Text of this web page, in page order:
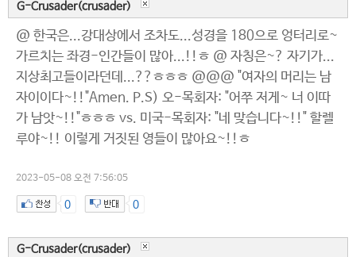
G-Crusader(crusader)
@ 한국은...강대상에서 조차도...성경을 180으로 엉터리로~
가르치는 좌경-인간들이 많아...!!ㅎ @ 자칭은~? 자기가...
지상최고들이라던데...??ㅎㅎㅎ @@@ "여자의 머리는 남
자이이다~!!"Amen. P.S) 오-목회자: "어쭈 저게~ 너 이따
가 남앗~!!"ㅎㅎㅎ vs. 미국-목회자: "네 맞습니다~!!" 할렐
루야~!! 이렇게 거짓된 영들이 많아요~!!ㅎ
2023-05-08 오전 7:56:05
0 0
G-Crusader(crusader)